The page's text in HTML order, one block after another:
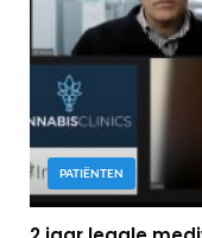
PATIËNTEN